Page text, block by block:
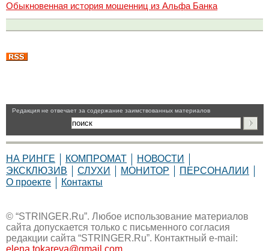
Обыкновенная история мошенниц из Альфа Банка
Pедакция не отвечает за содержание заимствованных материалов
НА РИНГЕ КОМПРОМАТ
НОВОСТИ
ЭКСКЛЮЗИВ
СЛУХИ МОНИТОР
ПЕРСОНАЛИИ
О проекте
Контакты
© “STRINGER.Ru”. Любое использование материалов
сайта допускается только с письменного согласия
редакции сайта “STRINGER.Ru”. Контактный e-mail: